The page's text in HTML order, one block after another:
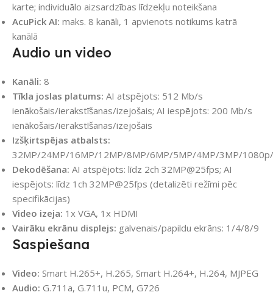
karte; individuālo aizsardzības līdzekļu noteikšana
AcuPick AI: maks. 8 kanāli, 1 apvienots notikums katrā
kanālā
Audio un video
Kanāli: 8
Tīkla joslas platums: AI atspējots: 512 Mb/s
ienākošais/ierakstīšanas/izejošais; AI iespējots: 200 Mb/s
ienākošais/ierakstīšanas/izejošais
Izšķirtspējas atbalsts:
32MP/24MP/16MP/12MP/8MP/6MP/5MP/4MP/3MP/
Dekodēšana: AI atspējots: līdz 2ch 32MP@25fps; AI
iespējots: līdz 1ch 32MP@25fps (detalizēti režīmi pēc
specifikācijas)
Video izeja: 1x VGA, 1x HDMI
Vairāku ekrānu displejs: galvenais/papildu ekrāns: 1/4/8/9
Saspiešana
Video: Smart H.265+, H.265, Smart H.264+, H.264, MJPEG
Audio: G.711a, G.711u, PCM, G726